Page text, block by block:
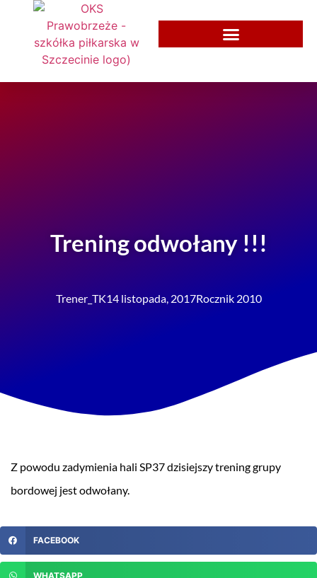
Trening odwołany !!!
Trener_TK14 listopada, 2017Rocznik 2010
Z powodu zadymienia hali SP37 dzisiejszy trening grupy
bordowej jest odwołany.
FACEBOOK
WHATSAPP